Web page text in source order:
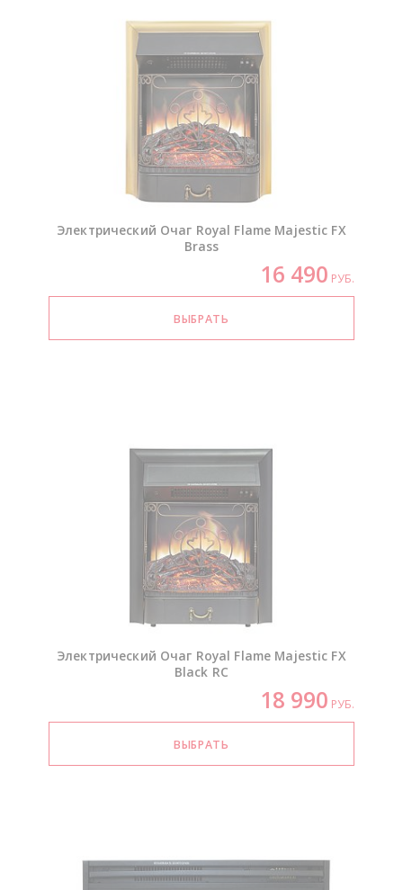
Электрический Очаг Royal Flame Majestic FX
Brass
16 490 РУБ.
Электрический Очаг Royal Flame Majestic FX
Black RC
18 990 РУБ.